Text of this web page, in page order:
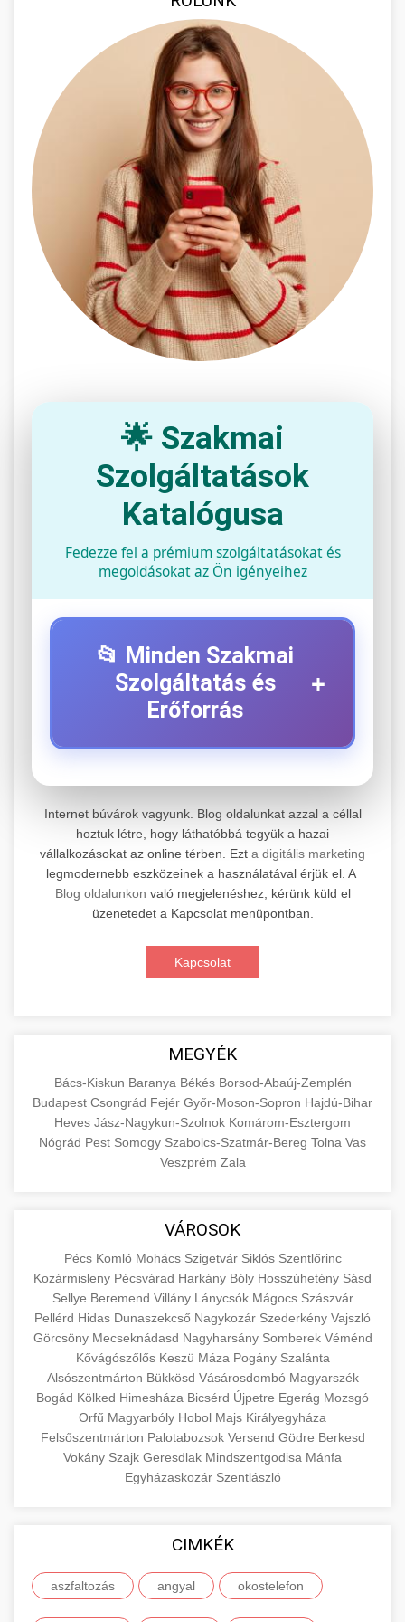
🌟 Szakmai
Szolgáltatások
Katalógusa
Fedezze fel a prémium szolgáltatásokat és
megoldásokat az Ön igényeihez
📂 Minden Szakmai
Szolgáltatás és
Erőforrás
+
+
Professzionális elektromos roller javítási és
karbantartási szolgáltatások. Szakértő
technikusaink minőségi szervízt nyújtanak
minden jelentős márkához és modellhez.
Szervizközpont Látogatása
📊 2. Online Marketing
Ügynökség
+
beleértve a SEO-t, közösségi média kezelést és
digitális hirdetéseket. Növekedés elérése
aimarketingugynokseg.hu
digitális ügynökségi szolgáltatások
🛴 3. Legjobb Elektromos Roller
legjobb modelleket, funkciókat és árakat
megalapozott vásárlási döntéshez.
Legjobb Modellek Megtekintése
🔗 4. Prémium Linképítés
Magas minőségű backlink beszerzési
szolgáltatások webhelye autoritásának és
keresőmotoros rangsorolásának növeléséhez.
Csak fehér kalapú technikák.
minőségi backlink szolgáltatás
📦 5. Termékek és
Szolgáltatások
+
közgazdaságtanban és az üzleti életben.
kategóriákat.
en.wikipedia.org gazdasági koncepciók
Információk az EU finanszírozási
lehetőségeiről, pályázatokról és pénzügyi
támogatási programokról. Maradjon tájékozott
a vállalkozások és projektek számára elérhető
forrásokról.
kozter.com - EU-s pénzek
EU pályázati programok
🚀 7. SEO Ügynökség +
Szakértő keresőmotor-optimalizálási
szolgáltatások webhelye láthatóságának és
organikus forgalmának javításához. Technikai
SEO, tartalom optimalizálás és még sok más.
onlinemarketing101.biz
keresési optimalizálási szakértők
💎 8. Mellplasztika +
Professzionális mellnagyobbítási szolgáltatások
tapasztalt sebészekkel. Tudjon meg többet az
eljárásokról, a gyógyulásról és a konzultációs
lehetőségekről az esztétikai fejlesztéshez.
✨ 9. Hasplasztika +
Szakértő hasplasztikai eljárások laposabb,
utókezeléssel.
szeptest.com has kontúrozó műtét
Professzionális blefaroplasztikai eljárások
megjelenése frissítéséhez. Felső és alsó
szemhéjműtét tapasztalt kozmetikai
sebészekkel.
📈 11. Paciensek Számának
150%-os Növelése
+
Internet búvárok vagyunk. Blog oldalunkat azzal a céllal
hoztuk létre, hogy láthatóbbá tegyük a hazai
vállalkozásokat az online térben. Ezt a digitális marketing
legmodernebb eszközeinek a használatával érjük el. A
Blog oldalunkon való megjelenéshez, kérünk küld el
üzenetedet a Kapcsolat menüpontban.
Kapcsolat
MEGYÉK
Bács-Kiskun Baranya Békés Borsod-Abaúj-Zemplén
Budapest Csongrád Fejér Győr-Moson-Sopron Hajdú-Bihar
Heves Jász-Nagykun-Szolnok Komárom-Esztergom
Nógrád Pest Somogy Szabolcs-Szatmár-Bereg Tolna Vas
Veszprém Zala
VÁROSOK
Pécs Komló Mohács Szigetvár Siklós Szentlőrinc
Kozármisleny Pécsvárad Harkány Bóly Hosszúhetény Sásd
Sellye Beremend Villány Lánycsók Mágocs Szászvár
Pellérd Hidas Dunaszekcső Nagykozár Szederkény Vajszló
Görcsöny Mecseknádasd Nagyharsány Somberek Véménd
Kővágószőlős Keszü Máza Pogány Szalánta
Alsószentmárton Bükkösd Vásárosdombó Magyarszék
Bogád Kölked Himesháza Bicsérd Újpetre Egerág Mozsgó
Orfű Magyarbóly Hobol Majs Királyegyháza
Felsőszentmárton Palotabozsok Versend Gödre Berkesd
Vokány Szajk Geresdlak Mindszentgodisa Mánfa
Egyházaskozár Szentlászló
CIMKÉK
aszfaltozás angyal okostelefon